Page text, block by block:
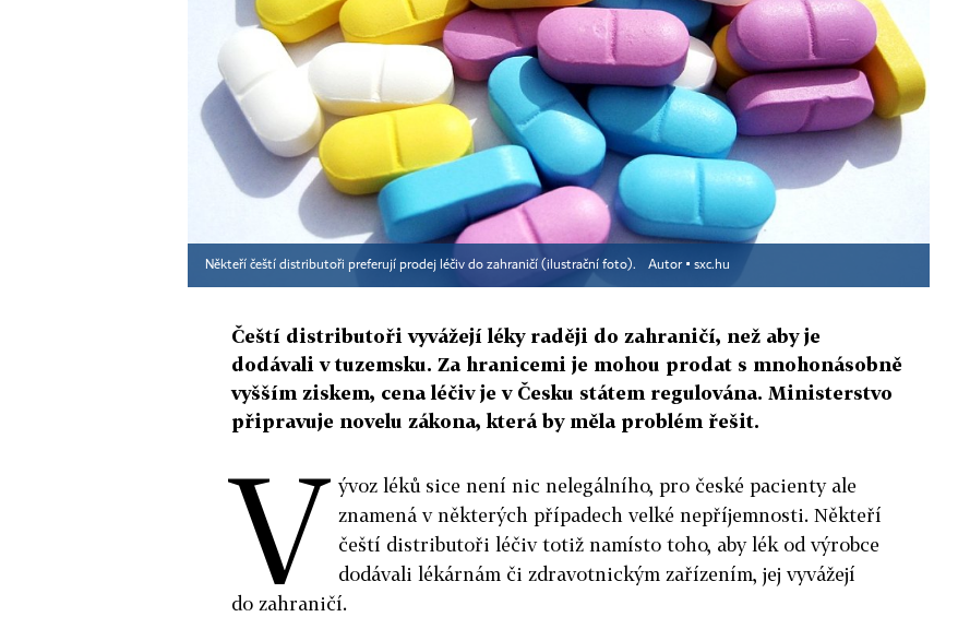
Někteří čeští distributoři preferují prodej léčiv do zahraničí (ilustrační foto). Autor ▪ sxc.hu
Čeští distributoři vyvážejí léky raději do zahraničí, než aby je
dodávali v tuzemsku. Za hranicemi je mohou prodat s mnohonásobně
vyšším ziskem, cena léčiv je v Česku státem regulována. Ministerstvo
připravuje novelu zákona, která by měla problém řešit.
V ývoz léků sice není nic nelegálního, pro české pacienty ale
znamená v některých případech velké nepříjemnosti. Někteří
čeští distributoři léčiv totiž namísto toho, aby lék od výrobce
dodávali lékárnám či zdravotnickým zařízením, jej vyvážejí
do zahraničí.